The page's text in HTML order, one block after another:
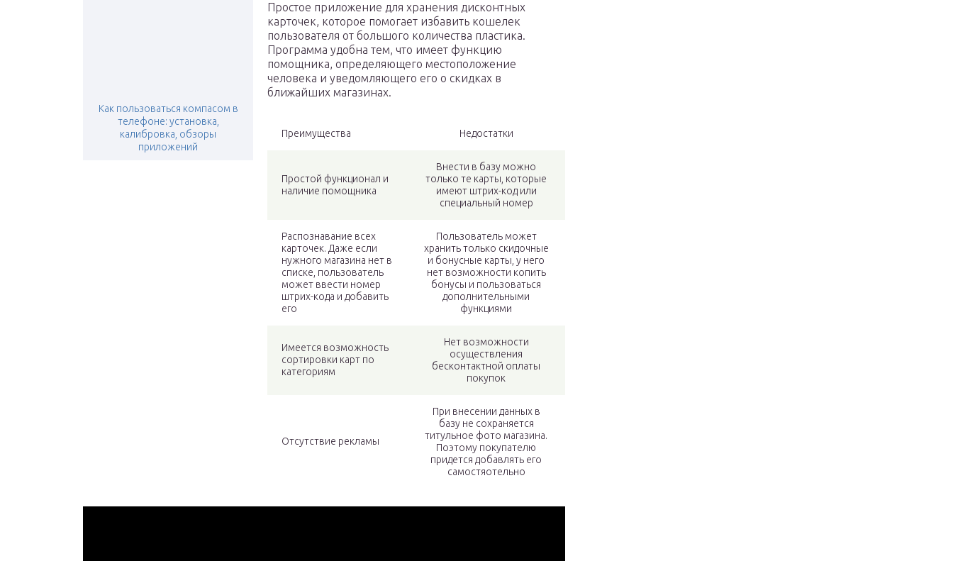
Как пользоваться компасом в
телефоне: установка,
калибровка, обзоры
приложений
Простое приложение для хранения дисконтных
карточек, которое помогает избавить кошелек
пользователя от большого количества пластика.
Программа удобна тем, что имеет функцию
помощника, определяющего местоположение
человека и уведомляющего его о скидках в
ближайших магазинах.
Преимущества Недостатки
Простой функционал и
наличие помощника
Внести в базу можно
только те карты, которые
имеют штрих-код или
специальный номер
Распознавание всех
карточек. Даже если
нужного магазина нет в
списке, пользователь
может ввести номер
штрих-кода и добавить
его
Пользователь может
хранить только скидочные
и бонусные карты, у него
нет возможности копить
бонусы и пользоваться
дополнительными
функциями
Имеется возможность
сортировки карт по
категориям
Нет возможности
осуществления
бесконтактной оплаты
покупок
Отсутствие рекламы
При внесении данных в
базу не сохраняется
титульное фото магазина.
Поэтому покупателю
придется добавлять его
самостяотельно